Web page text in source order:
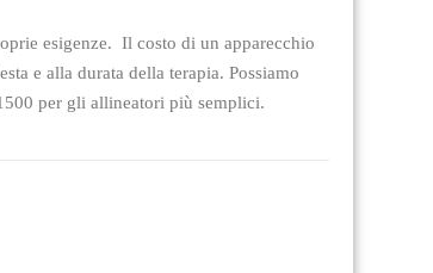
esigenze. Il costo di un apparecchio
e alla durata della terapia. Possiamo
per gli allineatori più semplici.